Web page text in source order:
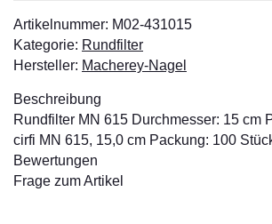
Artikelnummer: M02-431015
Kategorie: Rundfilter
Hersteller: Macherey-Nagel
Beschreibung
Rundfilter MN 615 Durchmesser: 15 cm
cirfi MN 615, 15,0 cm Packung: 100
Bewertungen
Frage zum Artikel